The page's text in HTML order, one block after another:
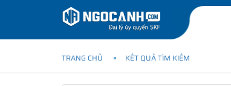
TRANG CHỦ KẾT QUẢ TÌM KIẾM